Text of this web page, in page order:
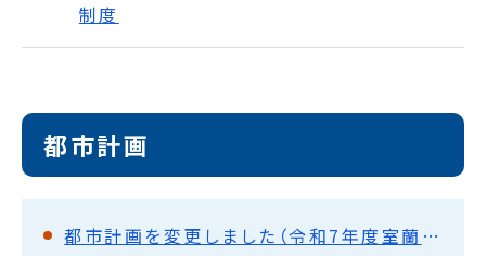
制度
都市計画
都市計画を変更しました（令和7年度室蘭市決定）